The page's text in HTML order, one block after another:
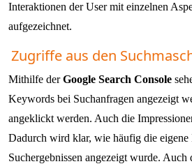
Interaktionen der User mit einzelnen
aufgezeichnet.
Zugriffe aus den
Mithilfe derGoogle Search Console
Keywords bei Suchanfragen angezeigt
angeklickt werden. Auch die
Dadurch wird klar, wie häufig die eigene
Suchergebnissen angezeigt wurde. Auch